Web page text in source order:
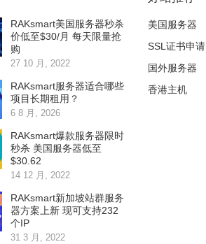
RAKsmart美国服务器秒杀
价低至$30/月 每天限量抢
购
27 10 月, 2022
RAKsmart服务器适合哪些
项目长期租用？
6 8 月, 2026
RAKsmart爆款服务器限时
秒杀 美国服务器低至
$30.62
14 12 月, 2022
RAKsmart新加坡站群服务
器方案上新 现可支持232
个IP
31 3 月, 2022
美国服务器
SSL证书申请
国外服务器
香港主机